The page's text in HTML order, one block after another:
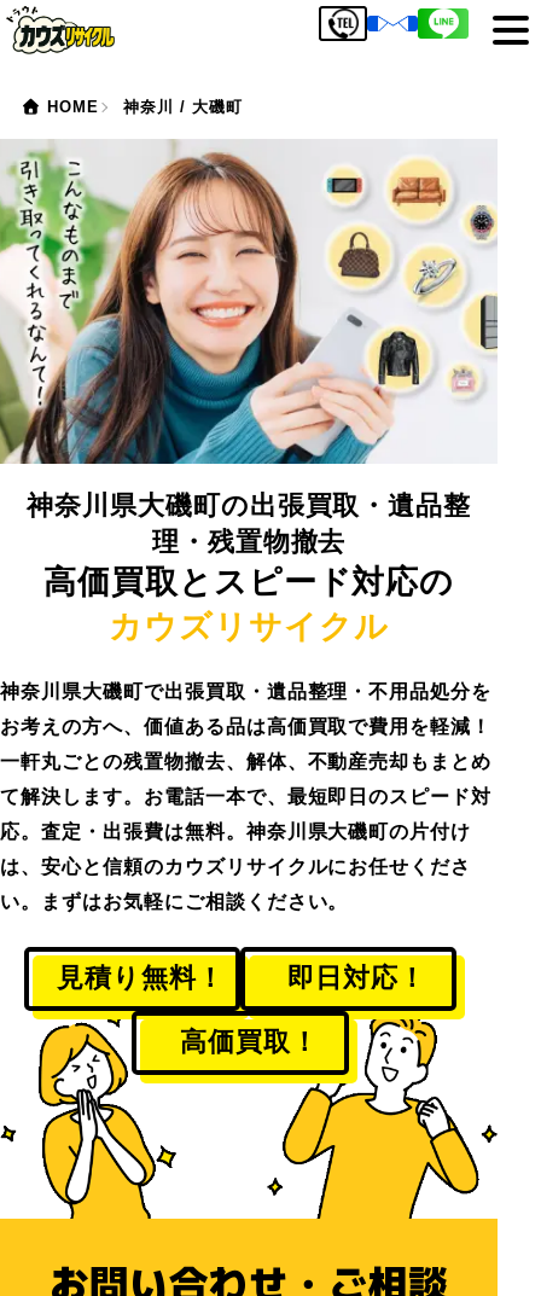
HOME 神奈川 / 大磯町
神奈川県大磯町の出張買取・遺品整
理・残置物撤去
高価買取とスピード対応の
カウズリサイクル
見積り無料！ 即日対応！
高価買取！
神奈川県大磯町で出張買取・遺品整理・不用品処分を
お考えの方へ、価値ある品は高価買取で費用を軽減！
一軒丸ごとの残置物撤去、解体、不動産売却もまとめ
て解決します。お電話一本で、最短即日のスピード対
応。査定・出張費は無料。神奈川県大磯町の片付け
は、安心と信頼のカウズリサイクルにお任せくださ
い。まずはお気軽にご相談ください。
お問い合わせ・ご相談